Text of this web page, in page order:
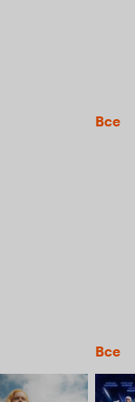
Все
Все